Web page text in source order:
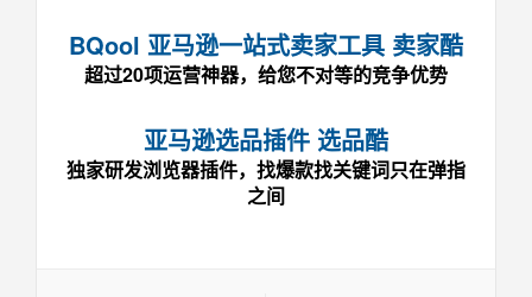
BQool 亚马逊一站式卖家工具 卖家酷
超过20项运营神器，给您不对等的竞争优势
亚马逊选品插件 选品酷
独家研发浏览器插件，找爆款找关键词只在弹指
之间